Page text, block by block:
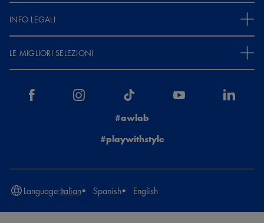
INFO LEGALI
LE MIGLIORI SELEZIONI
#awlab
#playwithstyle
Language:Italian Spanish English